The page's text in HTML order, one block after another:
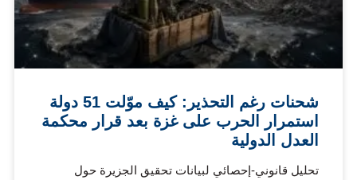
شحنات رغم التحذير: كيف موّلت 51 دولة
استمرار الحرب على غزة بعد قرار محكمة
العدل الدولية
تحليل قانوني-إحصائي لبيانات تحقيق الجزيرة حول